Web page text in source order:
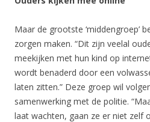
Maar de grootste ‘middengroep’
zorgen maken. “Dit zijn veelal
meekijken met hun kind op
wordt benaderd door een
laten zitten.” Deze groep wil
samenwerking met de politie.
laat wachten, gaan ze er niet zelf